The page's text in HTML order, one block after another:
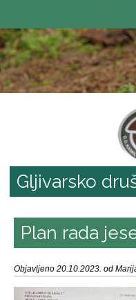
Gljivarsko
Plan rada
Objavljeno 20.10.2023. od